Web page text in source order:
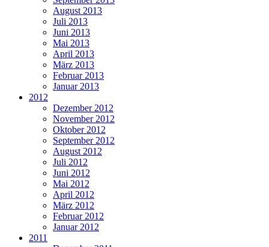
August 2013
Juli 2013
Juni 2013
Mai 2013
April 2013
März 2013
Februar 2013
Januar 2013
2012
Dezember 2012
November 2012
Oktober 2012
September 2012
August 2012
Juli 2012
Juni 2012
Mai 2012
April 2012
März 2012
Februar 2012
Januar 2012
2011